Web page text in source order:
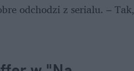
odchodzi z serialu. – Tak,